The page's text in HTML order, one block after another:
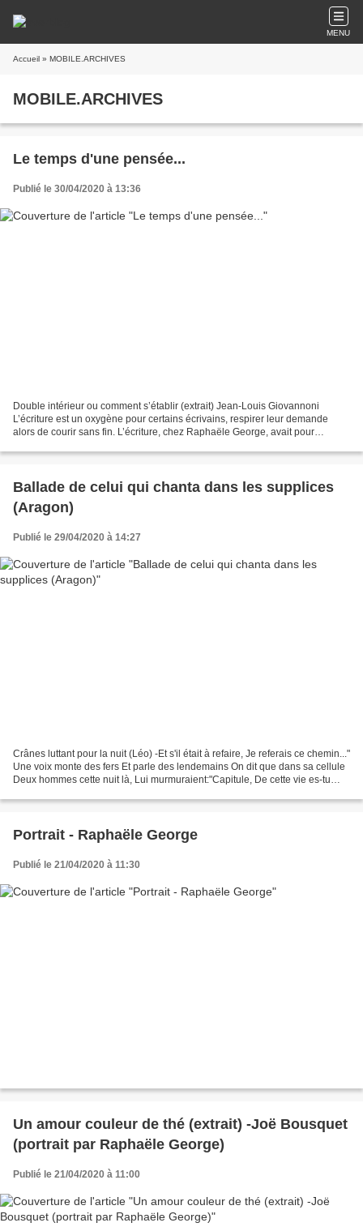
MENU
Accueil » MOBILE.ARCHIVES
MOBILE.ARCHIVES
Le temps d'une pensée...
Publié le 30/04/2020 à 13:36
Double intérieur ou comment s’établir (extrait) Jean-Louis Giovannoni
L’écriture est un oxygène pour certains écrivains, respirer leur demande
alors de courir sans fin. L’écriture, chez Raphaële George, avait pour
Ballade de celui qui chanta dans les supplices
(Aragon)
Publié le 29/04/2020 à 14:27
Crânes luttant pour la nuit (Léo) -Et s'il était à refaire, Je referais ce chemin..."
Une voix monte des fers Et parle des lendemains On dit que dans sa cellule
Deux hommes cette nuit là, Lui murmuraient:"Capitule, De cette vie es-tu
Portrait - Raphaële George
Publié le 21/04/2020 à 11:30
Un amour couleur de thé (extrait) -Joë Bousquet
(portrait par Raphaële George)
Publié le 21/04/2020 à 11:00